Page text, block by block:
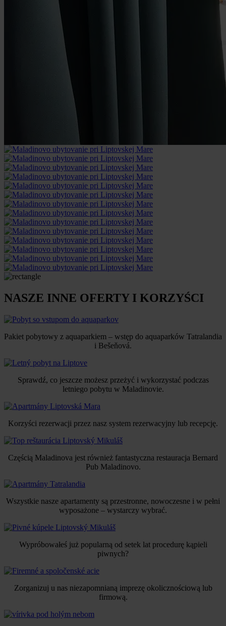
NASZE INNE OFERTY I KORZYŚCI
Pakiet pobytowy z aquaparkiem – wstęp do aquaparków Tatralandia
i Bešeňová.
Sprawdź, co jeszcze możesz przeżyć i wykorzystać podczas
letniego pobytu w Maladinovie.
Korzyści rezerwacji przez nasz system rezerwacyjny lub recepcję.
Częścią Maladinova jest również fantastyczna restauracja Bernard
Pub Maladinovo.
Wszystkie nasze apartamenty są przestronne, nowoczesne i w pełni
wyposażone – wystarczy wybrać.
Wypróbowałeś już popularną od setek lat procedurę kąpieli
piwnych?
Zorganizuj u nas niezapomnianą imprezę okolicznościową lub
firmową.